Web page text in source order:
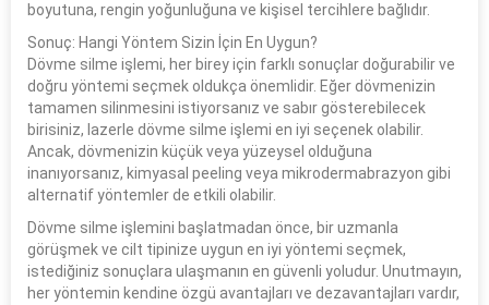
boyutuna, rengin yoğunluğuna ve kişisel tercihlere bağlıdır.
Sonuç: Hangi Yöntem Sizin İçin En Uygun?
Dövme silme işlemi, her birey için farklı sonuçlar doğurabilir ve
doğru yöntemi seçmek oldukça önemlidir. Eğer dövmenizin
tamamen silinmesini istiyorsanız ve sabır gösterebilecek
birisiniz, lazerle dövme silme işlemi en iyi seçenek olabilir.
Ancak, dövmenizin küçük veya yüzeysel olduğuna
inanıyorsanız, kimyasal peeling veya mikrodermabrazyon gibi
alternatif yöntemler de etkili olabilir.
Dövme silme işlemini başlatmadan önce, bir uzmanla
görüşmek ve cilt tipinize uygun en iyi yöntemi seçmek,
istediğiniz sonuçlara ulaşmanın en güvenli yoludur. Unutmayın,
her yöntemin kendine özgü avantajları ve dezavantajları vardır,